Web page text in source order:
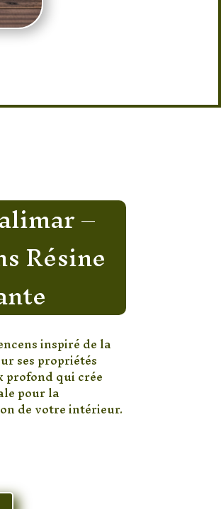
–
Résine
inspiré de la
ses propriétés
qui crée
pour la
de votre intérieur.